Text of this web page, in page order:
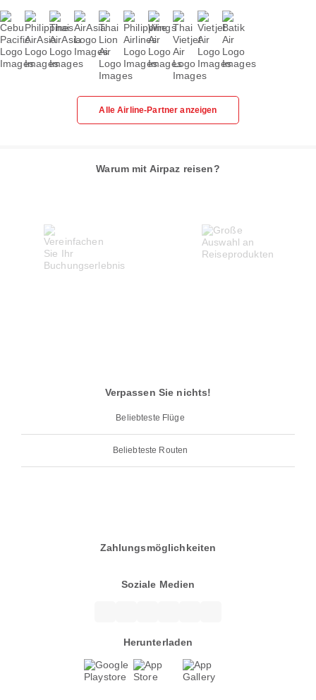
Alle Airline-Partner anzeigen
Warum mit Airpaz reisen?
Verpassen Sie nichts!
Beliebteste Flüge
Beliebteste Routen
Zahlungsmöglichkeiten
Soziale Medien
Herunterladen